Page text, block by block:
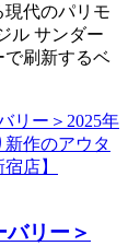
現代のパリモ
ル サンダー
で刷新するベ
リー＞